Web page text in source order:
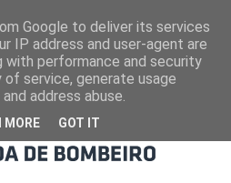
Google to deliver its services
IP address and user-agent are
with performance and security
service, generate usage
address abuse.
MORE GOT IT